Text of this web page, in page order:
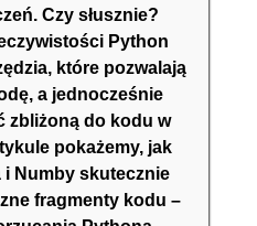
Czy słusznie?
Python
które pozwalają
a jednocześnie
zbliżoną do kodu w
pokażemy, jak
Numby skutecznie
fragmenty kodu –